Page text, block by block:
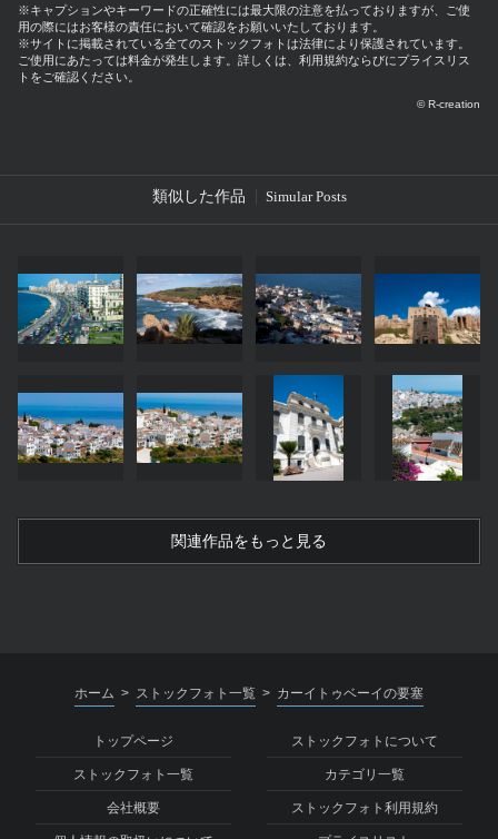
※キャプションやキーワードの正確性には最大限の注意を払っておりますが、ご使
用の際にはお客様の責任において確認をお願いいたしております。
※サイトに掲載されている全てのストックフォトは法律により保護されています。
ご使用にあたっては料金が発生します。詳しくは、利用規約ならびにプライスリス
トをご確認ください。
© R-creation
類似した作品 Simular Posts
関連作品をもっと見る
ホーム > ストックフォト一覧 > カーイトゥベーイの要塞
トップページ ストックフォトについて
ストックフォト一覧 カテゴリ一覧
会社概要 ストックフォト利用規約